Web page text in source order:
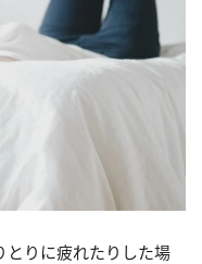
りに疲れたりした場